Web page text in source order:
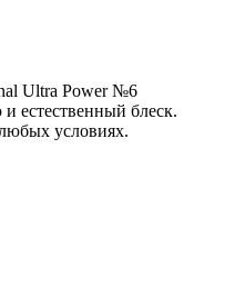
Ultra Power №6
естественный блеск.
условиях.